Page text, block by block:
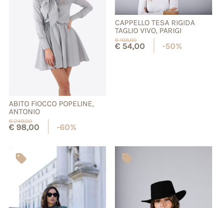
ABITO FIOCCO POPELINE,
ANTONIO
€248,00
€98,00 -60%
CAPPELLO TESA RIGIDA
TAGLIO VIVO, PARIGI
€108,00
€54,00 -50%